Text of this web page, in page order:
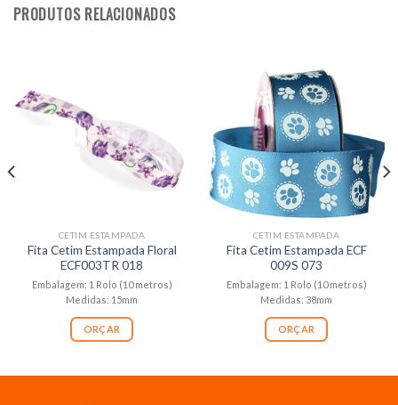
PRODUTOS RELACIONADOS
CETIM ESTAMPADA
Fita Cetim Estampada Floral
ECF003TR 018
Embalagem: 1 Rolo (10 metros)
Medidas: 15mm
ORÇAR
CETIM ESTAMPADA
Fita Cetim Estampada ECF
009S 073
Embalagem: 1 Rolo (10 metros)
Medidas: 38mm
ORÇAR